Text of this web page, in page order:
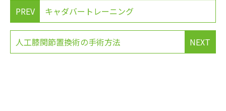
PREV キャダバートレーニング
NEXT
人工膝関節置換術の手術方法